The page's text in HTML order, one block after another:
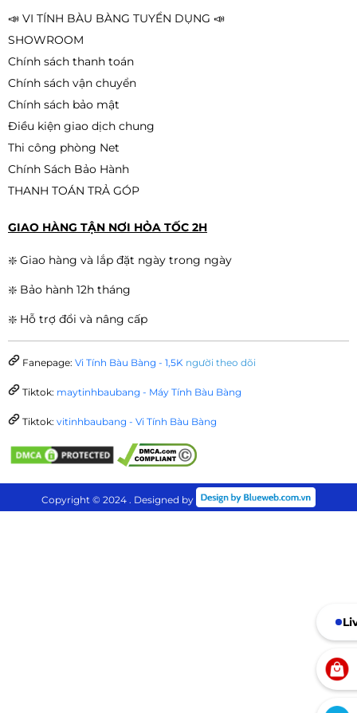
📣 VI TÍNH BÀU BÀNG TUYỂN DỤNG 📣
SHOWROOM
Chính sách thanh toán
Chính sách vận chuyển
Chính sách bảo mật
Điều kiện giao dịch chung
Thi công phòng Net
Chính Sách Bảo Hành
THANH TOÁN TRẢ GÓP
GIAO HÀNG TẬN NƠI HỎA TỐC 2H
❇️ Giao hàng và lắp đặt ngày trong ngày
❇️ Bảo hành 12h tháng
❇️ Hỗ trợ đổi và nâng cấp
Fanepage: Vi Tính Bàu Bàng - 1,5K người theo dõi
Tiktok: maytinhbaubang - Máy Tính Bàu Bàng
Tiktok: vitinhbaubang - Vi Tính Bàu Bàng
Copyright © 2024 . Designed by